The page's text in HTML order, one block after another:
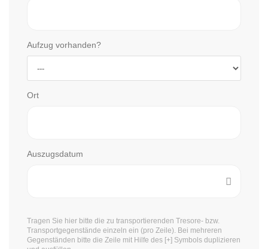
Aufzug vorhanden?
Ort
Auszugsdatum
Tragen Sie hier bitte die zu transportierenden Tresore- bzw.
Transportgegenstände einzeln ein (pro Zeile). Bei mehreren
Gegenständen bitte die Zeile mit Hilfe des [+] Symbols duplizieren